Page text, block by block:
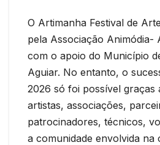
O Artimanha Festival de
pela Associação Animódia-
com o apoio do Município
Aguiar. No entanto, o
2026 só foi possível graças
artistas, associações,
patrocinadores, técnicos,
a comunidade envolvida na